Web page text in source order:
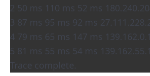
2 50 ms 110 ms 52 ms
3 87 ms 95 ms 92 ms
4 79 ms 65 ms 147 ms
5 81 ms 55 ms 54 ms
Trace complete.